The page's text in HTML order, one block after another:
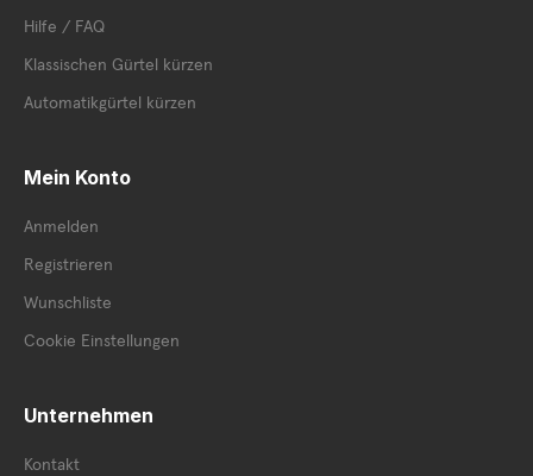
Hilfe / FAQ
Klassischen Gürtel kürzen
Automatikgürtel kürzen
Mein Konto
Anmelden
Registrieren
Wunschliste
Cookie Einstellungen
Unternehmen
Kontakt